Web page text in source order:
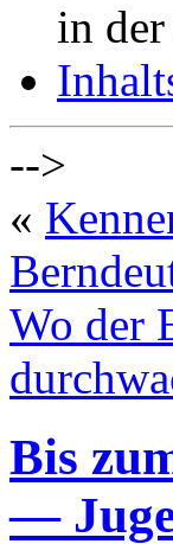
in
-->
«
Wo der
Bis
—